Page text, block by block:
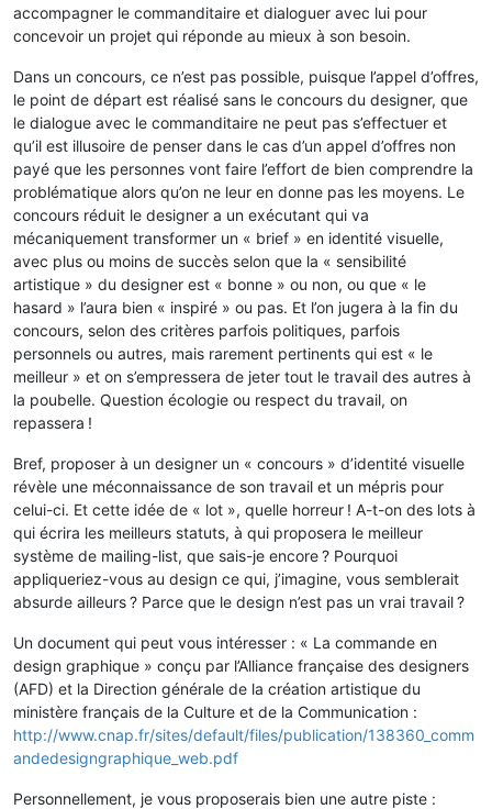
accompagner le commanditaire et dialoguer avec lui pour
concevoir un projet qui réponde au mieux à son besoin.
Dans un concours, ce n’est pas possible, puisque l’appel d’offres,
le point de départ est réalisé sans le concours du designer, que
le dialogue avec le commanditaire ne peut pas s’effectuer et
qu’il est illusoire de penser dans le cas d’un appel d’offres non
payé que les personnes vont faire l’effort de bien comprendre la
problématique alors qu’on ne leur en donne pas les moyens. Le
concours réduit le designer a un exécutant qui va
mécaniquement transformer un « brief » en identité visuelle,
avec plus ou moins de succès selon que la « sensibilité
artistique » du designer est « bonne » ou non, ou que « le
hasard » l’aura bien « inspiré » ou pas. Et l’on jugera à la fin du
concours, selon des critères parfois politiques, parfois
personnels ou autres, mais rarement pertinents qui est « le
meilleur » et on s’empressera de jeter tout le travail des autres à
la poubelle. Question écologie ou respect du travail, on
repassera !
Bref, proposer à un designer un « concours » d’identité visuelle
révèle une méconnaissance de son travail et un mépris pour
celui-ci. Et cette idée de « lot », quelle horreur ! A-t-on des lots à
qui écrira les meilleurs statuts, à qui proposera le meilleur
système de mailing-list, que sais-je encore ? Pourquoi
appliqueriez-vous au design ce qui, j’imagine, vous semblerait
absurde ailleurs ? Parce que le design n’est pas un vrai travail ?
Un document qui peut vous intéresser : « La commande en
design graphique » conçu par l’Alliance française des designers
(AFD) et la Direction générale de la création artistique du
ministère français de la Culture et de la Communication :
http://www.cnap.fr/sites/default/files/publication/138360_comm
andedesigngraphique_web.pdf
Personnellement, je vous proposerais bien une autre piste :